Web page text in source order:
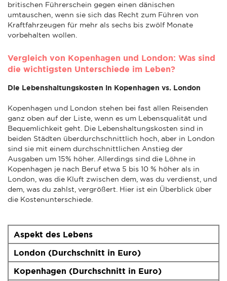
britischen Führerschein gegen einen dänischen
umtauschen, wenn sie sich das Recht zum Führen von
Kraftfahrzeugen für mehr als sechs bis zwölf Monate
vorbehalten wollen.
Vergleich von Kopenhagen und London: Was sind
die wichtigsten Unterschiede im Leben?
Die Lebenshaltungskosten in Kopenhagen vs. London
Kopenhagen und London stehen bei fast allen Reisenden
ganz oben auf der Liste, wenn es um Lebensqualität und
Bequemlichkeit geht. Die Lebenshaltungskosten sind in
beiden Städten überdurchschnittlich hoch, aber in London
sind sie mit einem durchschnittlichen Anstieg der
Ausgaben um 15% höher. Allerdings sind die Löhne in
Kopenhagen je nach Beruf etwa 5 bis 10 % höher als in
London, was die Kluft zwischen dem, was du verdienst, und
dem, was du zahlst, vergrößert. Hier ist ein Überblick über
die Kostenunterschiede.
Aspekt des Lebens
London (Durchschnitt in Euro)
Kopenhagen (Durchschnitt in Euro)